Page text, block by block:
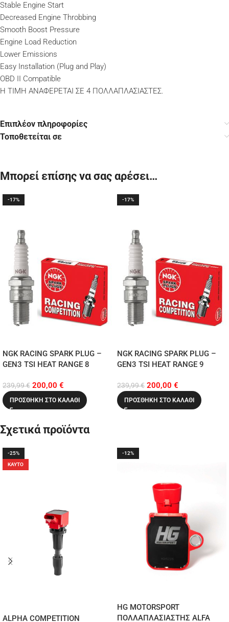
Stable Engine Start
Decreased Engine Throbbing
Smooth Boost Pressure
Engine Load Reduction
Lower Emissions
Easy Installation (Plug and Play)
OBD II Compatible
Η ΤΙΜΗ ΑΝΑΦΕΡΕΤΑΙ ΣΕ 4 ΠΟΛΛΑΠΛΑΣΙΑΣΤΕΣ.
Επιπλέον πληροφορίες
Τοποθετείται σε
Μπορεί επίσης να σας αρέσει…
-17%
NGK RACING SPARK PLUG –
GEN3 TSI HEAT RANGE 8
239,99€ 200,00 €
ΠΡΟΣΘΉΚΗ ΣΤΟ ΚΑΛΆΘΙ
-17%
NGK RACING SPARK PLUG –
GEN3 TSI HEAT RANGE 9
239,99€ 200,00 €
ΠΡΟΣΘΉΚΗ ΣΤΟ ΚΑΛΆΘΙ
Σχετικά προϊόντα
-25%
ΚΑΥΤΌ
ALPHA COMPETITION
-12%
HG MOTORSPORT
ΠΟΛΛΑΠΛΑΣΙΑΣΤΗΣ ALFA